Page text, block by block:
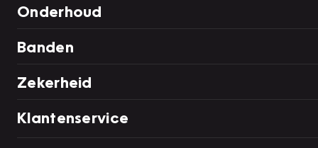
Onderhoud
Banden
Zekerheid
Klantenservice